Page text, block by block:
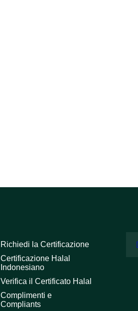
Richiedi la Certificazione
Certificazione Halal
Indonesiano
Verifica il Certificato Halal
Complimenti e
Compliants